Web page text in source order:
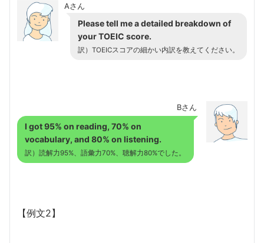
Aさん
Please tell me a detailed breakdown of
your TOEIC score.
訳）TOEICスコアの細かい内訳を教えてください。
Bさん
I got 95% on reading, 70% on
vocabulary, and 80% on listening.
訳）読解力95%、語彙力70%、聴解力80%でした。
【例文2】